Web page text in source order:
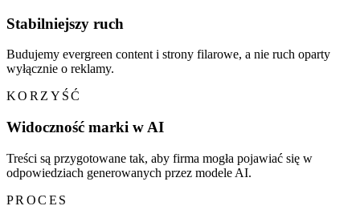
Stabilniejszy ruch
Budujemy evergreen content i strony filarowe, a nie ruch oparty
wyłącznie o reklamy.
KORZYŚĆ
Widoczność marki w AI
Treści są przygotowane tak, aby firma mogła pojawiać się w
odpowiedziach generowanych przez modele AI.
PROCES